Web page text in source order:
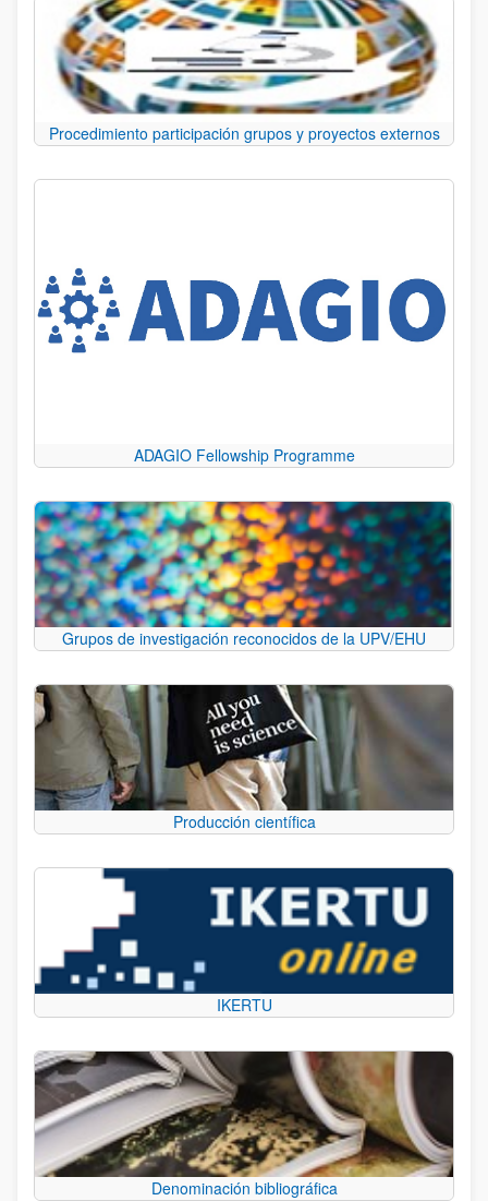
Procedimiento participación grupos y proyectos externos
ADAGIO Fellowship Programme
Grupos de investigación reconocidos de la UPV/EHU
Producción científica
IKERTU
Denominación bibliográfica